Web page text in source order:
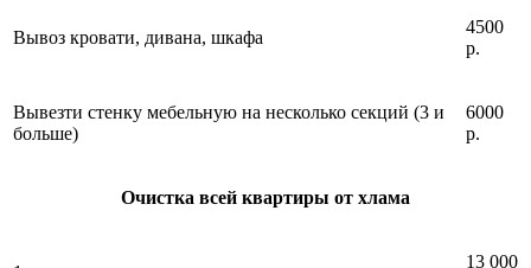
Вывоз кровати, дивана, шкафа
4500
р.
Вывезти стенку мебельную на несколько секций (3 и
больше)
6000
р.
Очистка всей квартиры от хлама
13 000